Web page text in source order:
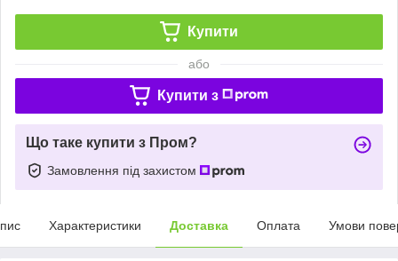
Купити
або
Купити з
Що таке купити з Пром?
Замовлення під захистом
Характеристики Доставка Оплата Умови